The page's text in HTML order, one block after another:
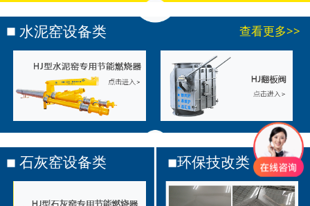
水泥窑设备类 查看更多>>
石灰窑设备类 环保技改类